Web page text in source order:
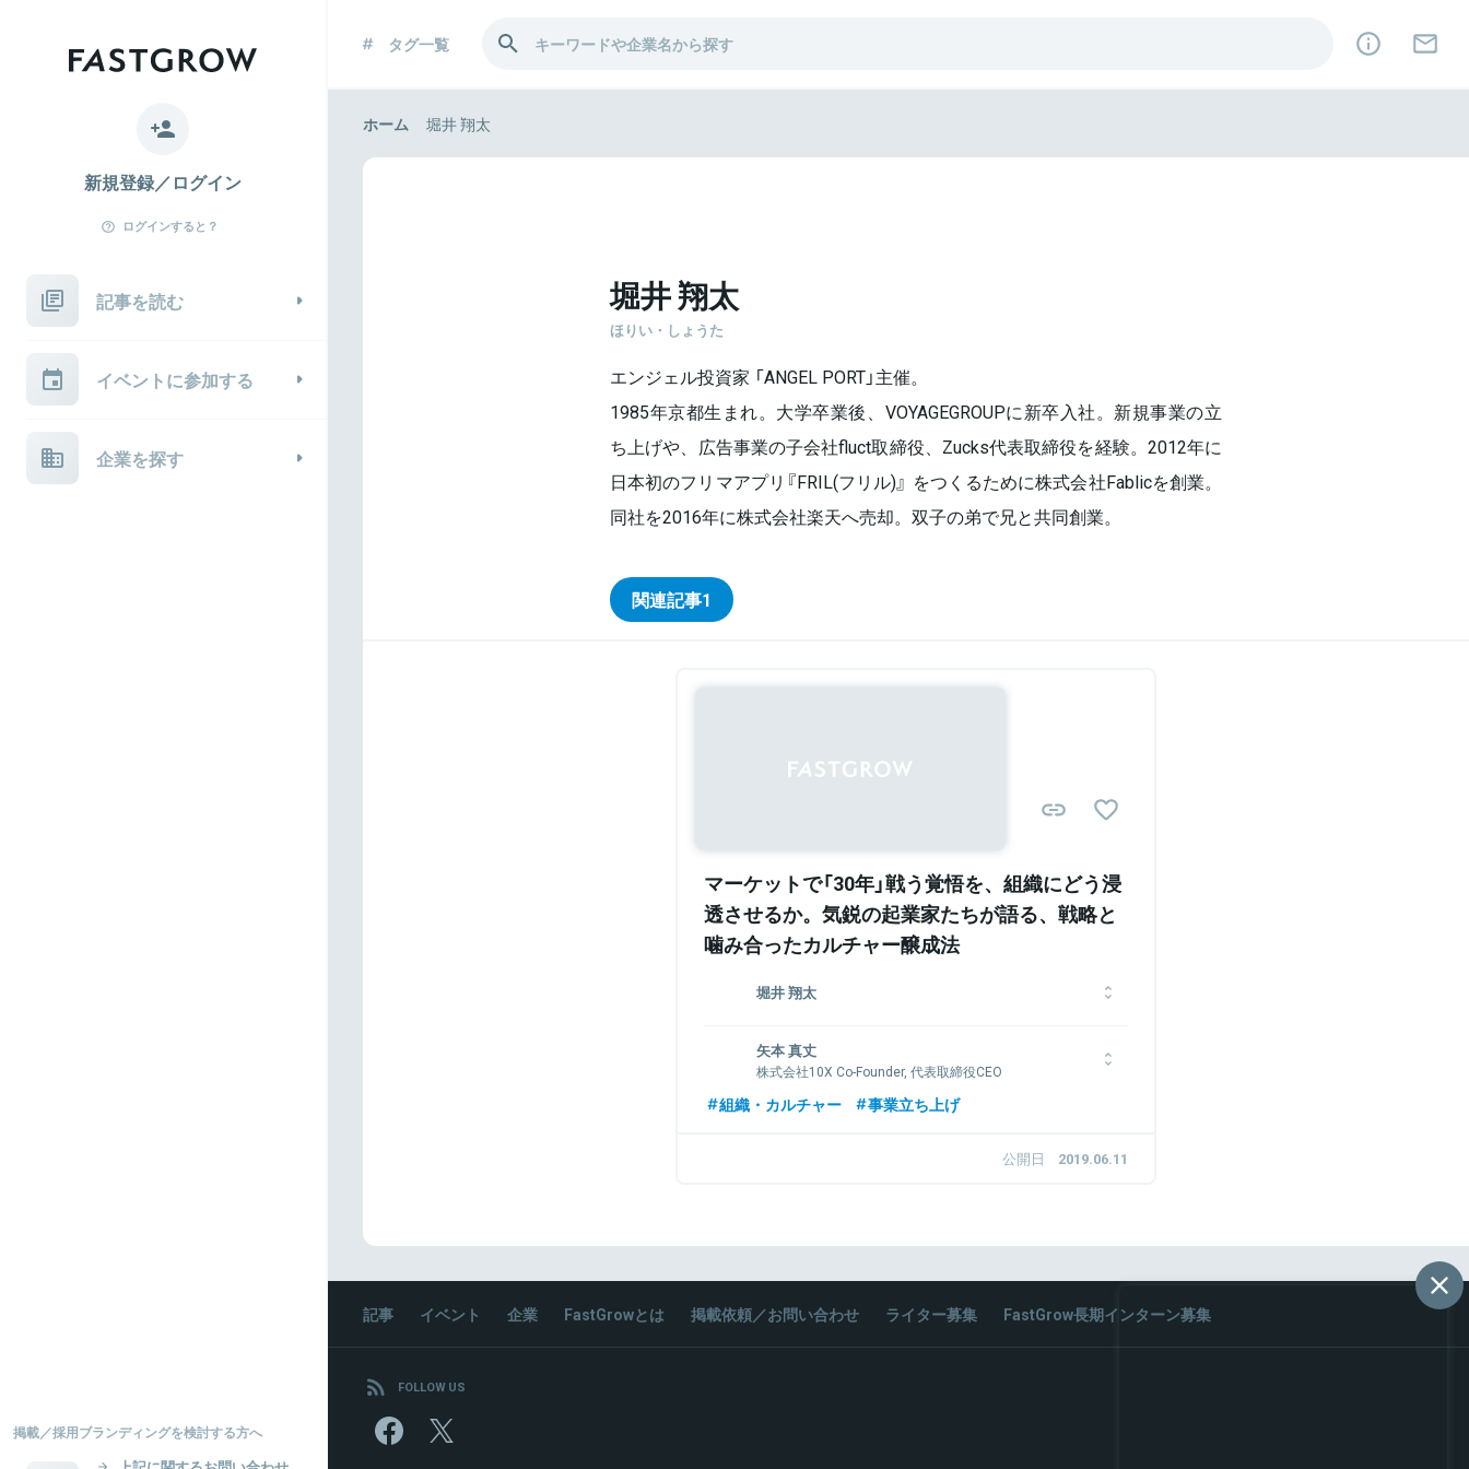
新規登録／ログイン
ログインすると？
記事を読む
イベントに参加する
企業を探す
掲載／採用ブランディングを検討する方へ
タグ一覧
ホーム 堀井 翔太
堀井 翔太
ほりい・しょうた
エンジェル投資家 「ANGEL PORT」主催。
1985年京都生まれ。大学卒業後、VOYAGEGROUPに新卒入社。新規事業の立
ち上げや、広告事業の子会社fluct取締役、Zucks代表取締役を経験。2012年に
日本初のフリマアプリ『FRIL(フリル)』 をつくるために株式会社Fablicを創業。
同社を2016年に株式会社楽天へ売却。双子の弟で兄と共同創業。
関連記事1
マーケットで「30年」戦う覚悟を、組織にどう浸
透させるか。気鋭の起業家たちが語る、戦略と
噛み合ったカルチャー醸成法
堀井 翔太
1985年京都生まれ。大学卒業後、VOYAGEGROUPに新卒入社。新
規事業の立ち上げや、広告事業の子会社fluct取締役、Zucks代表
取締役を経験。2012年に日本初のフリマアプリ『FRIL(フリル)』 を
つくるために株式会社Fablicを創業。同社を2016年に株式会社楽
矢本 真丈
株式会社10X Co-Founder, 代表取締役CEO
2児の父。丸紅、NPO勤務、ECスタートアップ、メルカリを経
ローズ）などの開発を経て、チェーンストア向けECプラットフォー
組織・カルチャー 事業立ち上げ
公開日 2019.06.11
記事 イベント 企業 FastGrowとは 掲載依頼／お問い合わせ ライター募集 FastGrow長期インターン募集
FOLLOW US